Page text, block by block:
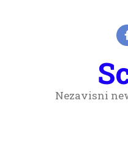
Nezavisni